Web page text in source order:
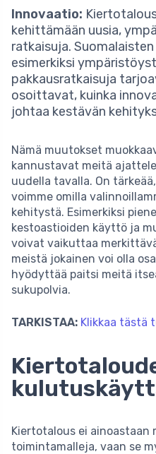
Innovaatio:
kehittämään uusia,
ratkaisuja.
esimerkiksi
pakkausratkaisuja
osoittavat, kuinka
johtaa kestävän
Nämä muutokset
kannustavat meitä
uudella tavalla. On
voimme omilla
kehitystä. Esimerkiksi
kestoastioiden käyttö ja
voivat vaikuttaa
meistä jokainen voi olla
hyödyttää paitsi meitä
sukupolvia.
TARKISTAA: Klikkaa tästä
Kiertotalous ei ainoastaan
toimintamalleja, vaan se